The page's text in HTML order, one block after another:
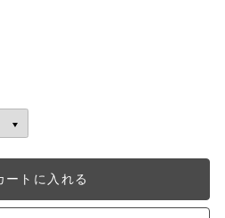
ートに入れる